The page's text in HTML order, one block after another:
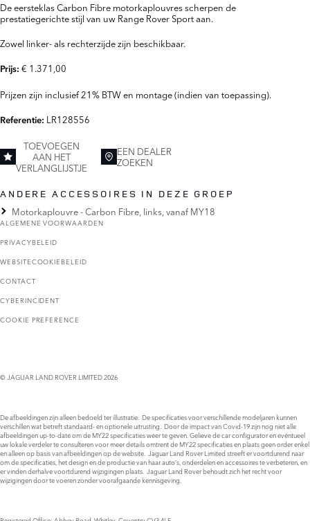
De eersteklas Carbon Fibre motorkaplouvres scherpen de
prestatiegerichte stijl van uw Range Rover Sport aan.
Zowel linker- als rechterzijde zijn beschikbaar.
Prijs: € 1.371,00
Prijzen zijn inclusief 21% BTW en montage (indien van toepassing).
Referentie: LR128556
TOEVOEGEN
AAN HET
VERLANGLIJSTJE
EEN DEALER
ZOEKEN
ANDERE ACCESSOIRES IN DEZE GROEP
Motorkaplouvre - Carbon Fibre, links, vanaf MY18
ALGEMENE VOORWAARDEN
PRIVACYBELEID
WEBSITECOOKIEBELEID
CONTACT
CYBERINCIDENT
COOKIE PREFERENCE
© JAGUAR LAND ROVER LIMITED 2026
De afbeeldingen zijn alleen bedoeld ter illustratie. De specificaties voor verschillende modeljaren kunnen
verschillen wat betreft standaard- en optionele uitrusting. Door de impact van Covid-19 zijn nog niet alle
afbeeldingen up-to-date om de MY22 specificaties weer te geven. Gelieve de car configurator en eventueel
uw lokale verdeler te consulteren voor meer details omtrent de MY22 specificaties en plaats geen order enkel
en alleen op basis van afbeeldingen op de website. Jaguar Land Rover Limited streeft er voortdurend naar
om de specificaties, het design en de productie van haar auto’s, onderdelen en accessoires te verbeteren, en
er vinden derhalve voortdurend wijzigingen plaats. Jaguar Land Rover behoudt zich het recht voor
wijzigingen door te voeren zonder voorafgaande kennisgeving.